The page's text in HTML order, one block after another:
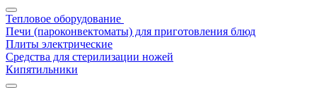
Тепловое оборудование
Печи (пароконвектоматы) для приготовления блюд
Плиты электрические
Средства для стерилизации ножей
Кипятильники